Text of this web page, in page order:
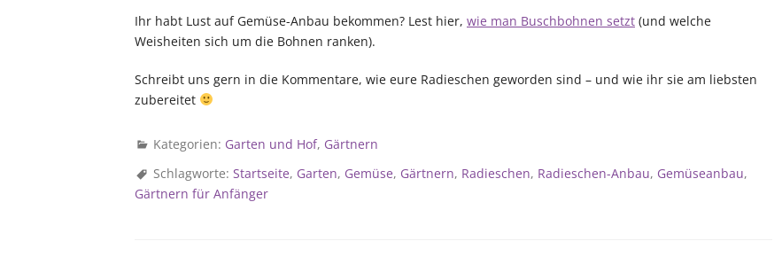
Ihr habt Lust auf Gemüse-Anbau bekommen? Lest hier, wie man Buschbohnen setzt (und welche
Weisheiten sich um die Bohnen ranken).
Schreibt uns gern in die Kommentare, wie eure Radieschen geworden sind – und wie ihr sie am liebsten
zubereitet
Kategorien: Garten und Hof, Gärtnern
Schlagworte: Startseite, Garten, Gemüse, Gärtnern, Radieschen, Radieschen-Anbau, Gemüseanbau,
Gärtnern für Anfänger